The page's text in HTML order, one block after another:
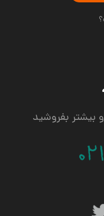
بیشتر بفروشید